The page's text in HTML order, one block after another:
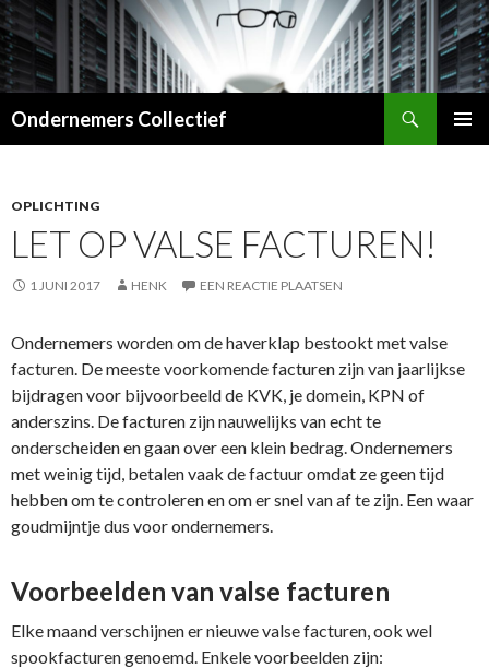
Ondernemers Collectief
OPLICHTING
LET OP VALSE FACTUREN!
1 JUNI 2017 HENK EEN REACTIE PLAATSEN
Ondernemers worden om de haverklap bestookt met valse
facturen. De meeste voorkomende facturen zijn van jaarlijkse
bijdragen voor bijvoorbeeld de KVK, je domein, KPN of
anderszins. De facturen zijn nauwelijks van echt te
onderscheiden en gaan over een klein bedrag. Ondernemers
met weinig tijd, betalen vaak de factuur omdat ze geen tijd
hebben om te controleren en om er snel van af te zijn. Een waar
goudmijntje dus voor ondernemers.
Voorbeelden van valse facturen
Elke maand verschijnen er nieuwe valse facturen, ook wel
spookfacturen genoemd. Enkele voorbeelden zijn: